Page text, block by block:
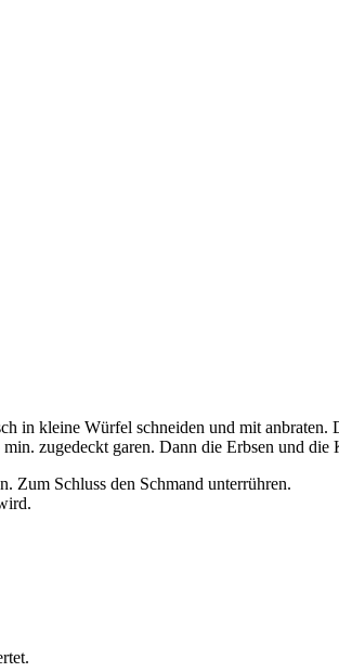
kleine Würfel schneiden und mit anbraten.
zugedeckt garen. Dann die Erbsen und
Zum Schluss den Schmand unterrühren.